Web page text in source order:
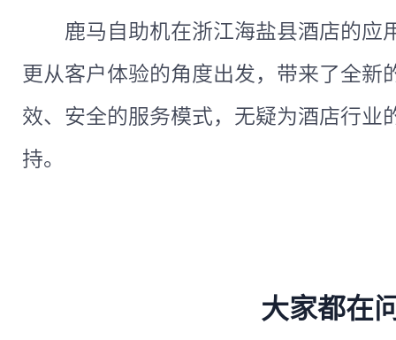
鹿马自助机在浙江海盐县酒店的应
更从客户体验的角度出发，带来了全新
效、安全的服务模式，无疑为酒店行业
持。
大家都在